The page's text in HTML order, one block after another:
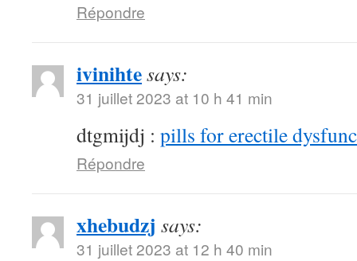
Répondre
ivinihtesays:
31 juillet 2023 at 10 h 41 min
dtgmijdj : pills for erectile
Répondre
xhebudzj says:
31 juillet 2023 at 12 h 40 min